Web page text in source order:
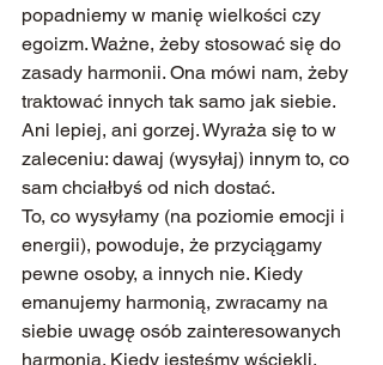
popadniemy w manię wielkości czy
egoizm. Ważne, żeby stosować się do
zasady harmonii. Ona mówi nam, żeby
traktować innych tak samo jak siebie.
Ani lepiej, ani gorzej. Wyraża się to w
zaleceniu: dawaj (wysyłaj) innym to, co
sam chciałbyś od nich dostać.
To, co wysyłamy (na poziomie emocji i
energii), powoduje, że przyciągamy
pewne osoby, a innych nie. Kiedy
emanujemy harmonią, zwracamy na
siebie uwagę osób zainteresowanych
harmonią. Kiedy jesteśmy wściekli,